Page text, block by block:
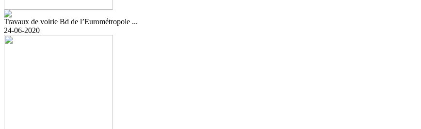
Travaux de voirie Bd de l’Eurométropole ...
24-06-2020